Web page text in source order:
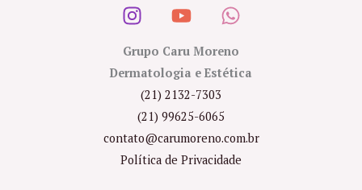
Grupo Caru Moreno
Dermatologia e Estética
(21) 2132-7303
(21) 99625-6065
contato@carumoreno.com.br
Política de Privacidade